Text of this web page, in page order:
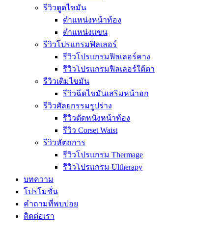
รีวิวดูดไขมัน
ตำแหน่งหน้าท้อง
ตำแหน่งแขน
รีวิวโปรแกรมฟิลเลอร์
รีวิวโปรแกรมฟิลเลอร์คาง
รีวิวโปรแกรมฟิลเลอร์ใต้ตา
รีวิวเติมไขมัน
รีวิวฉีดไขมันเสริมหน้าอก
รีวิวศัลยกรรมรูปร่าง
รีวิวตัดหนังหน้าท้อง
รีวิว Corset Waist
รีวิวหัตถการ
รีวิวโปรแกรม Thermage
รีวิวโปรแกรม Ultherapy
บทความ
โปรโมชั่น
คำถามที่พบบ่อย
ติดต่อเรา